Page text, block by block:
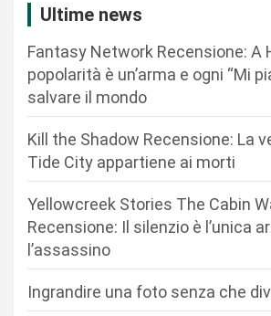
Ultime news
Fantasy Network Recensione: A
popolarità è un’arma e ogni “Mi
salvare il mondo
Kill the Shadow Recensione: La
Tide City appartiene ai morti
Yellowcreek Stories The Cabin
Recensione: Il silenzio è l’unica
l’assassino
Ingrandire una foto senza che